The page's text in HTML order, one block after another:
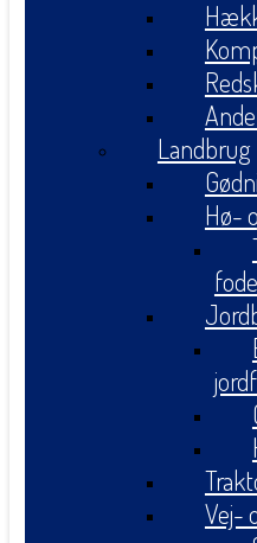
Landbrug
Hø-
Vej-